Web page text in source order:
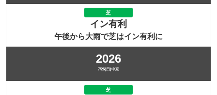
芝
イン有利
午後から大雨で芝はイン有利に
2026
7/26(日)中京
芝